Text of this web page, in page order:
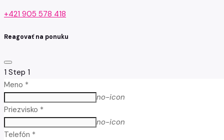
+421 905 578 418
Reagovať na ponuku
1 Step 1
Meno *
no-icon
Priezvisko *
no-icon
Telefón *